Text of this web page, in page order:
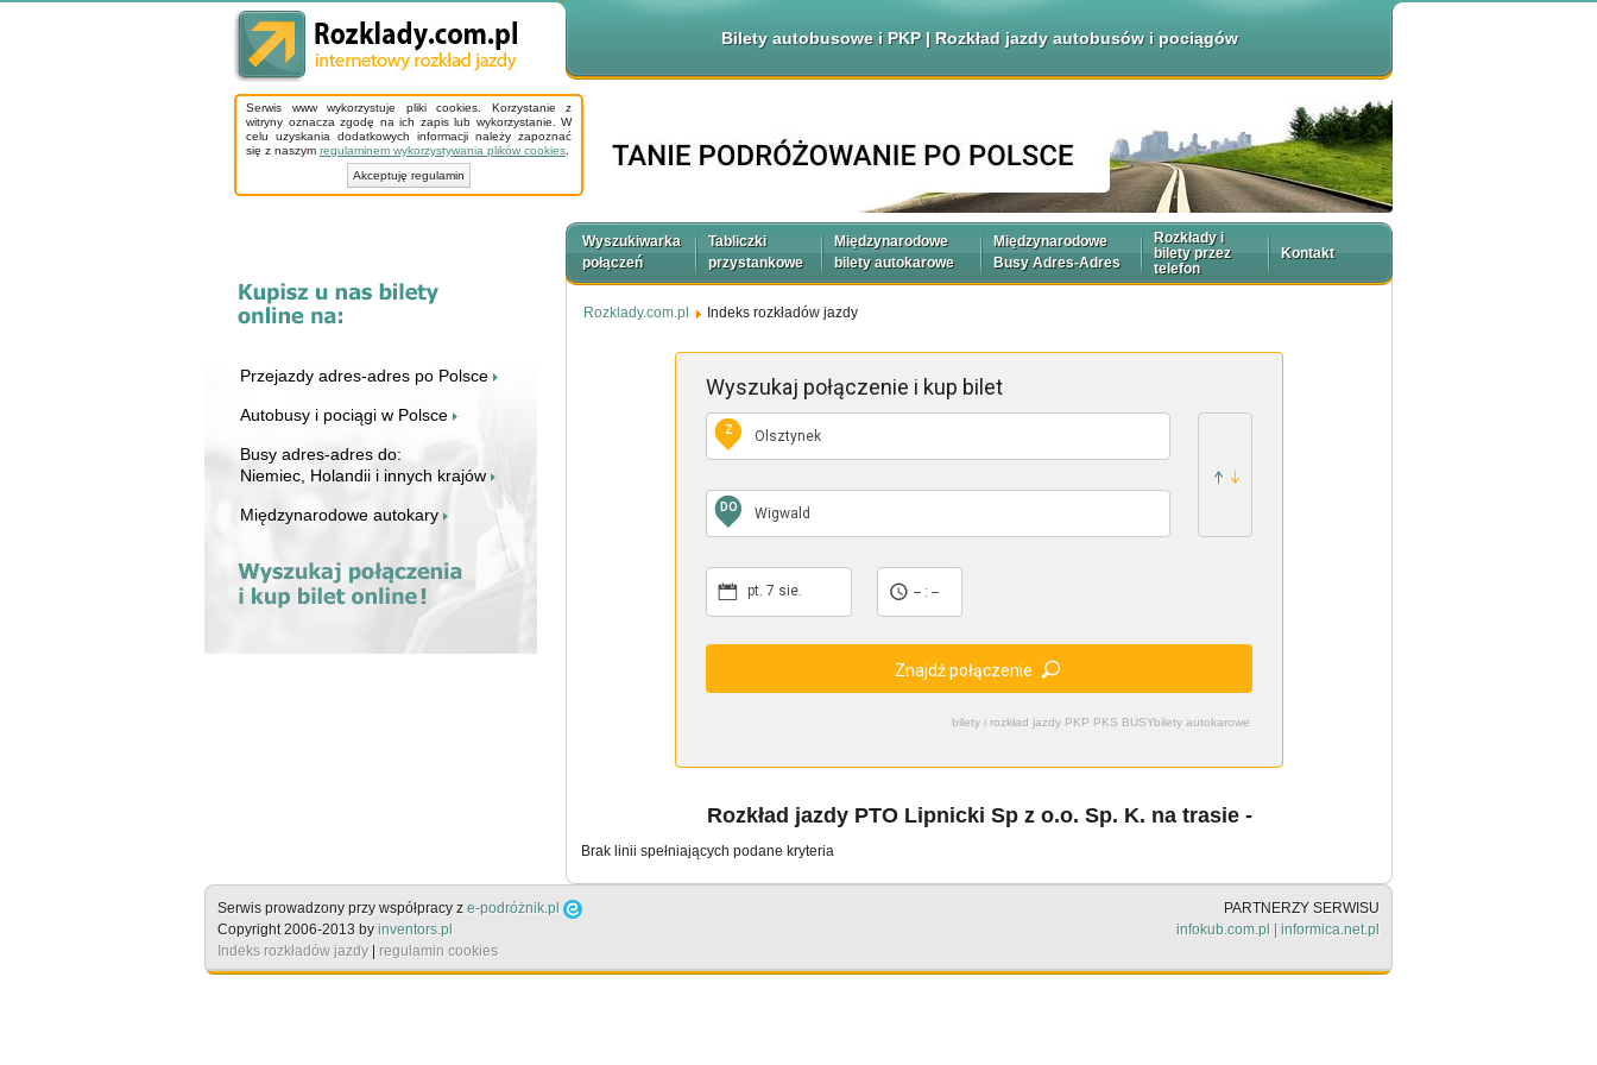
Bilety autobusowe i PKP | Rozkład jazdy autobusów i pociągów
Serwis www wykorzystuje pliki cookies. Korzystanie z
witryny oznacza zgodę na ich zapis lub wykorzystanie. W
celu uzyskania dodatkowych informacji należy zapoznać
się z naszym regulaminem wykorzystywania plików cookies
Akceptuję regulamin
Przejazdy adres-adres po Polsce
Autobusy i pociągi w Polsce
Busy adres-adres do:
Niemiec, Holandii i innych krajów
Międzynarodowe autokary
Wyszukiwarka
połączeń
Tabliczki
przystankowe
Międzynarodowe
bilety autokarowe
Międzynarodowe
Busy Adres-Adres
Rozkłady i
bilety przez
telefon
Kontakt
Rozklady.com.pl Indeks rozkładów jazdy
bilety i rozkład jazdy PKP PKS BUSYbilety autokarowe
Wyszukaj połączenie i kup bilet
Z
DO
pt. 7 sie. -- : --
Znajdź połączenie
Rozkład jazdy PTO Lipnicki Sp z o.o. Sp. K. na trasie -
Brak linii spełniających podane kryteria
Serwis prowadzony przy współpracy z e-podróżnik.pl
Copyright 2006-2013 by inventors.pl
Indeks rozkładów jazdy
regulamin cookies
PARTNERZY SERWISU
infokub.com.pl
informica.net.pl